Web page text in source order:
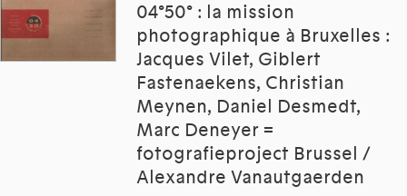
04°50° : la mission
photographique à Bruxelles :
Jacques Vilet, Giblert
Fastenaekens, Christian
Meynen, Daniel Desmedt,
Marc Deneyer =
fotografieproject Brussel /
Alexandre Vanautgaerden